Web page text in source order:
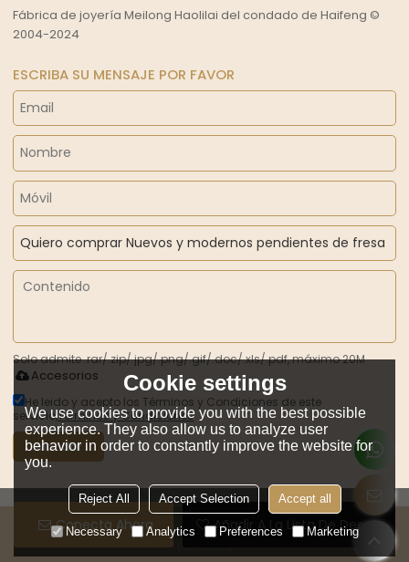
Conecta Ahora Añadir A La Lista De Deseos
Fábrica de joyería Meilong Haolilai del condado de Haifeng ©
2004-2024
ESCRIBA SU MENSAJE POR FAVOR
Solo admite .rar/.zip/.jpg/.png/.gif/.doc/.xls/.pdf, máximo 20M
Accesorios
He leido y acepto los Términos y Condiciones de este
servicio,Términos y Condiciones
Mandar
Copyright © 2026GUANGZHOU ZHILIAN JEWELRY CO.,LTD.Support By
Cookie settings
We use cookies to provide you with the best possible
experience. They also allow us to analyze user
behavior in order to constantly improve the website for
you.
Reject All Accept Selection Accept all
Necessary Analytics Preferences Marketing